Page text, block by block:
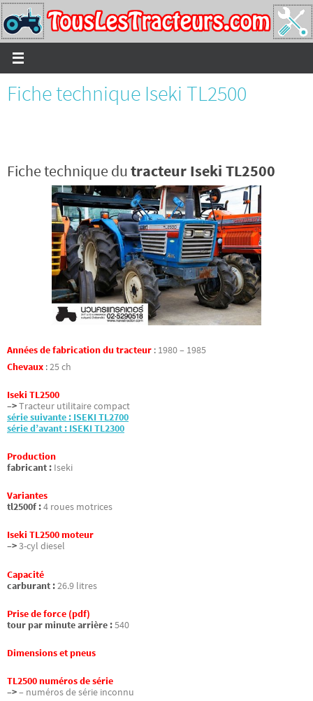
Passer
vers
le
contenu
Fiche technique Iseki TL2500
Fiche technique dutracteur Iseki TL2500
Années de fabrication du tracteur : 1980 – 1985
Chevaux :25 ch
Iseki TL2500
–>Tracteur utilitaire compact
série suivante : ISEKI TL2700
série d’avant : ISEKI TL2300
Production
fabricant : Iseki
Variantes
tl2500f :4 roues motrices
Iseki TL2500 moteur
–>3-cyl diesel
Capacité
carburant :26.9 litres
Prise de force (pdf)
tour par minute arrière :540
Dimensions et pneus
TL2500 numéros de série
–>– numéros de série inconnu